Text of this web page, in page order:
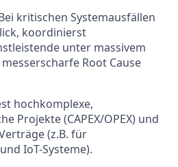
kritischen Systemausfällen
koordinierst
unter massivem
Root Cause
hochkomplexe,
Projekte (CAPEX/OPEX) und
(z.B. für
IoT-Systeme).